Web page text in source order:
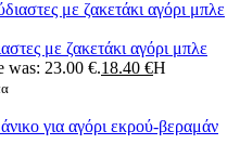
με ζακετάκι αγόρι μπλε
was: 23.00 €.18.40 €Η